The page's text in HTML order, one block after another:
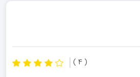
( 4 )